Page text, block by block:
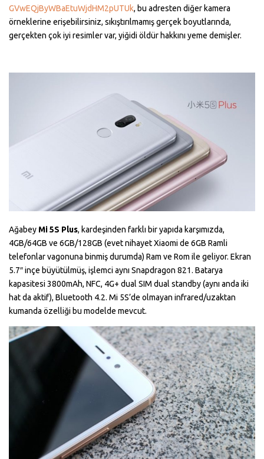
GVwEQjByWBaEtuWjdHM2pUTUk, bu adresten diğer kamera
örneklerine erişebilirsiniz, sıkıştırılmamış gerçek boyutlarında,
gerçekten çok iyi resimler var, yiğidi öldür hakkını yeme demişler.
Ağabey Mi 5S Plus, kardeşinden farklı bir yapıda karşımızda,
4GB/64GB ve 6GB/128GB (evet nihayet Xiaomi de 6GB Ramli
telefonlar vagonuna binmiş durumda) Ram ve Rom ile geliyor. Ekran
5.7″ inçe büyütülmüş, işlemci aynı Snapdragon 821. Batarya
kapasitesi 3800mAh, NFC, 4G+ dual SIM dual standby (aynı anda iki
hat da aktif), Bluetooth 4.2. Mi 5S’de olmayan infrared/uzaktan
kumanda özelliği bu modelde mevcut.